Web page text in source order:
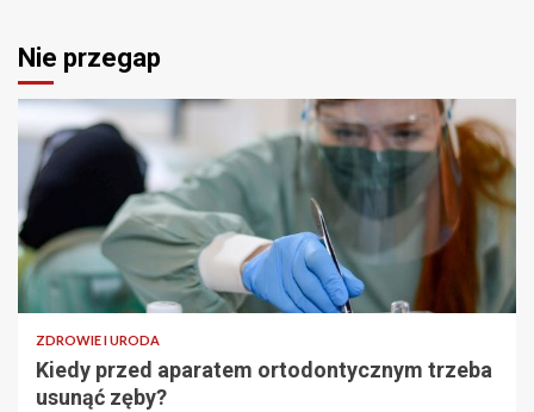
Nie przegap
ZDROWIE I URODA
Kiedy przed aparatem ortodontycznym trzeba
usunąć zęby?